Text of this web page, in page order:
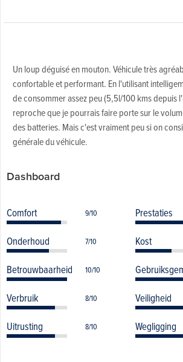
Un loup déguisé en mouton. Véhicule très
confortable et performant. En l'utilisant
de consommer assez peu (5,5l/100 kms depuis
reproche que je pourrais faire porte sur le
des batteries. Mais c'est vraiment peu si on
générale du véhicule.
Dashboard
Comfort 9/10 Prestaties
Onderhoud 7/10 Kost
Betrouwbaarheid 10/10
Verbruik 8/10 Veiligheid
Uitrusting 8/10 Wegligging